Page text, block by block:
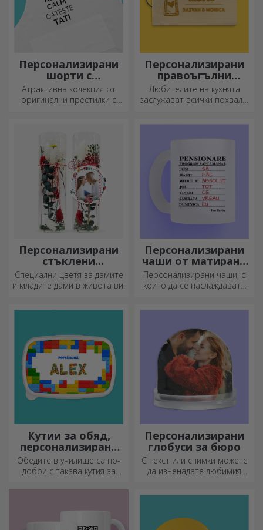
Персонализирани
шорти с
фотография или
бродерия
Атрактивна колекция от
оригинални престилки с
Персонализирани
правоъгълни
секачи с дръжки
Любителите на кухнята
заслужават всички похвали,
Изберете подходящия!
Персонализирани
стъклени
орнаменти с
консервирани
цветя
Специални цветя за дамите
и младите дами в живота ви.
Персонализирани
чаши от матирано
стъкло
Персонализирани чаши, с
които да се наслаждавате
Кутии за обяд,
персонализирани
касероли
Обедите в училище са по-
добри с такава кутия за
и подгответе вашето дете
Персонализирани
глобуси за бюро
С текст или снимки можете
да изненадате любимия